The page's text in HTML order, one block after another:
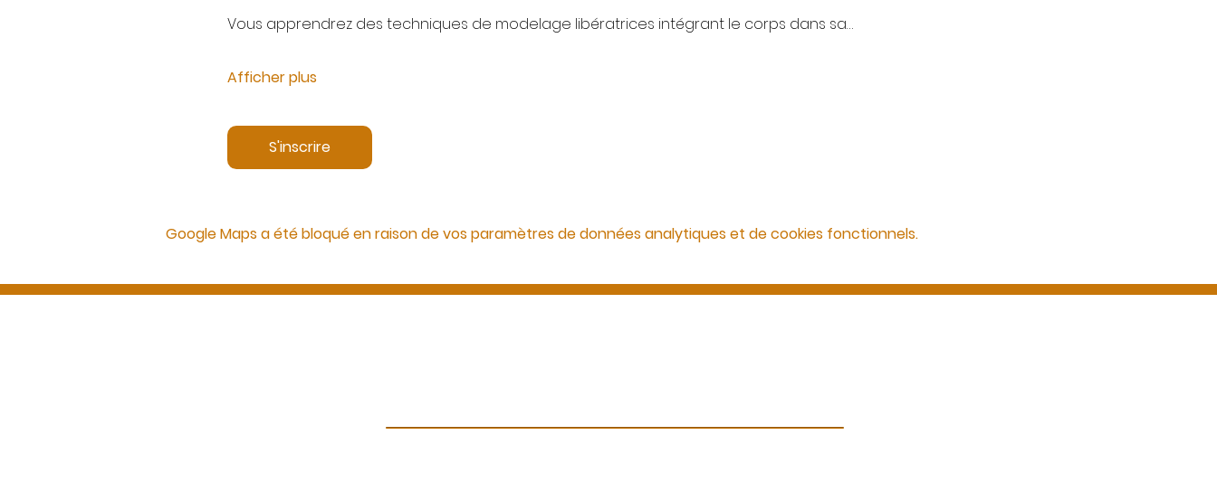
Vous apprendrez des techniques de modelage libératrices intégrant le corps dans sa…
Afficher plus
S'inscrire
Google Maps a été bloqué en raison de vos paramètres de données analytiques et de cookies fonctionnels.